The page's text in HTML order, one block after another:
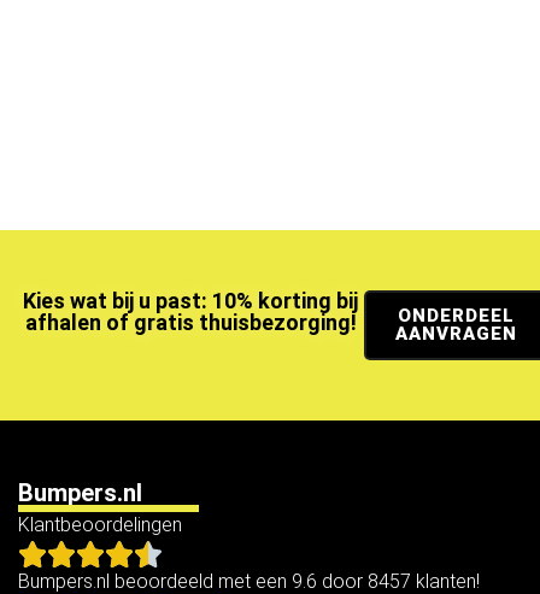
Kies wat bij u past: 10% korting bij
afhalen of gratis thuisbezorging!
ONDERDEEL
AANVRAGEN
Bumpers.nl
Klantbeoordelingen
Bumpers.nl beoordeeld met een 9.6 door 8457 klanten!